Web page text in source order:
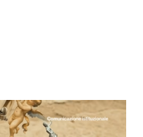
pagina